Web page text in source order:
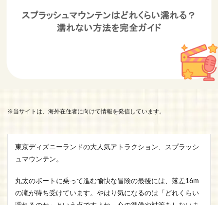
※当サイトは、海外在住者に向けて情報を発信しています。
東京ディズニーランドの大人気アトラクション、スプラッシ
ュマウンテン。
丸太のボートに乗って進む愉快な冒険の最後には、落差16m
の滝が待ち受けています。やはり気になるのは「どれくらい